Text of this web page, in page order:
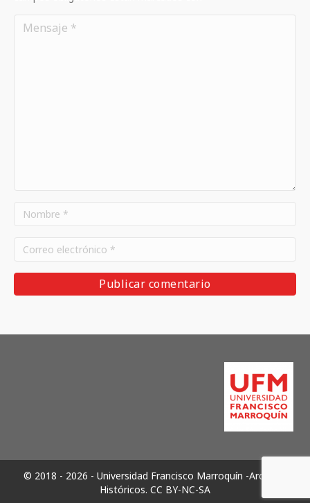
© 2018 - 2026 - Universidad Francisco Marroquín -Archivos
Históricos. CC BY-NC-SA